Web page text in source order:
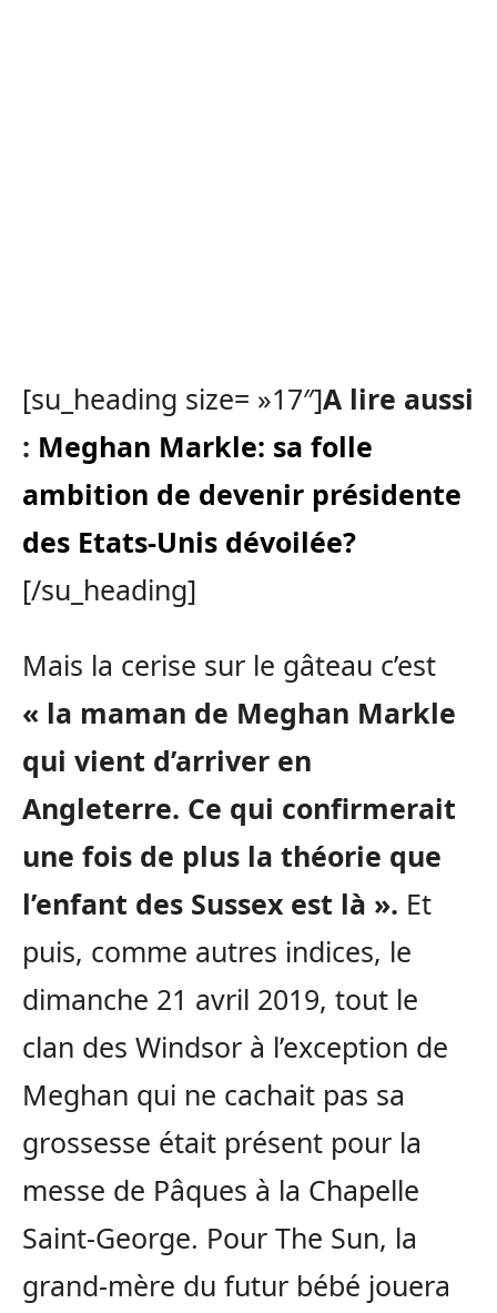
[su_heading size= »17″]A lire aussi
: Meghan Markle: sa folle
ambition de devenir présidente
des Etats-Unis dévoilée?
[/su_heading]
Mais la cerise sur le gâteau c’est
« la maman de Meghan Markle
qui vient d’arriver en
Angleterre. Ce qui confirmerait
une fois de plus la théorie que
l’enfant des Sussex est là ». Et
puis, comme autres indices, le
dimanche 21 avril 2019, tout le
clan des Windsor à l’exception de
Meghan qui ne cachait pas sa
grossesse était présent pour la
messe de Pâques à la Chapelle
Saint-George. Pour The Sun, la
grand-mère du futur bébé jouera